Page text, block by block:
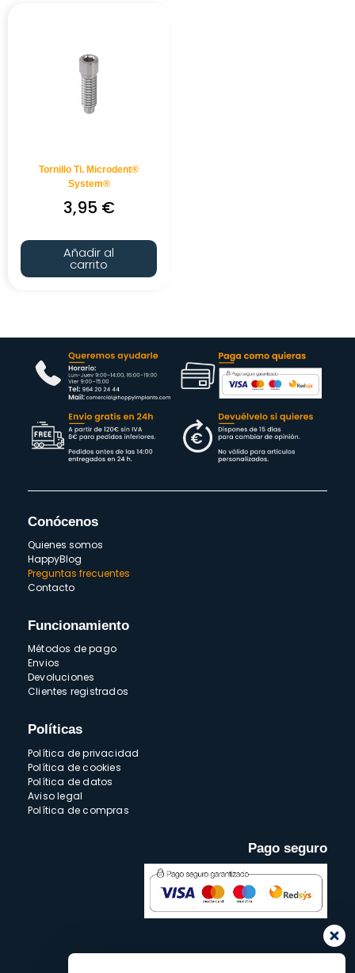
Tornillo Ti. Microdent®
System®
3,95 €
Añadir al
carrito
Conócenos
Quienes somos
HappyBlog
Preguntas frecuentes
Contacto
Funcionamiento
Métodos de pago
Envios
Devoluciones
Clientes registrados
Políticas
Política de privacidad
Política de cookies
Política de datos
Aviso legal
Política de compras
Pago seguro